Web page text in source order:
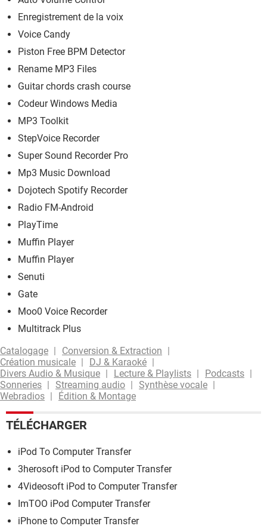
Enregistrement de la voix
Voice Candy
Piston Free BPM Detector
Rename MP3 Files
Guitar chords crash course
Codeur Windows Media
MP3 Toolkit
StepVoice Recorder
Super Sound Recorder Pro
Mp3 Music Download
Dojotech Spotify Recorder
Radio FM-Android
PlayTime
Muffin Player
Muffin Player
Senuti
Gate
Moo0 Voice Recorder
Multitrack Plus
Catalogage
Conversion & Extraction
Création musicale
DJ & Karaoké
Divers Audio & Musique
Lecture & Playlists
Podcasts
Sonneries
Streaming audio
Synthèse vocale
Webradios
Édition & Montage
TÉLÉCHARGER
iPod To Computer Transfer
3herosoft iPod to Computer Transfer
4Videosoft iPod to Computer Transfer
ImTOO iPod Computer Transfer
iPhone to Computer Transfer